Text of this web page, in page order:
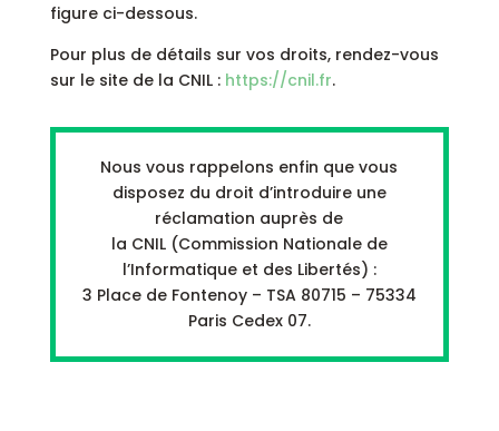
figure ci-dessous.
Pour plus de détails sur vos droits, rendez-vous
sur le site de la CNIL : https://cnil.fr.
Nous vous rappelons enfin que vous
disposez du droit d’introduire une
réclamation auprès de
la CNIL (Commission Nationale de
l’Informatique et des Libertés) :
3 Place de Fontenoy – TSA 80715 – 75334
Paris Cedex 07.